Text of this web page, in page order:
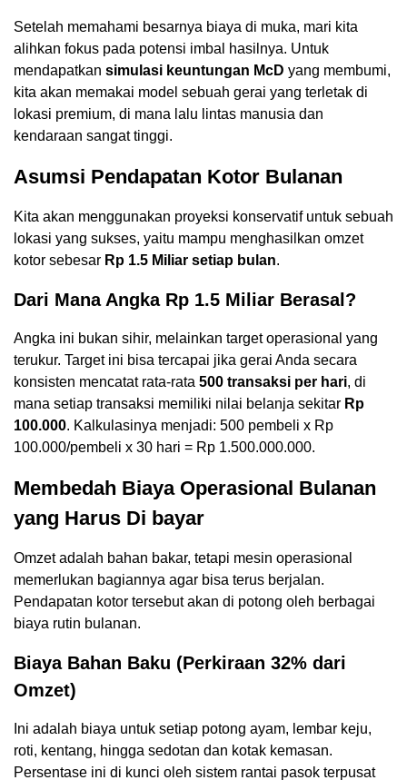
Setelah memahami besarnya biaya di muka, mari kita
alihkan fokus pada potensi imbal hasilnya. Untuk
mendapatkan simulasi keuntungan McD yang membumi,
kita akan memakai model sebuah gerai yang terletak di
lokasi premium, di mana lalu lintas manusia dan
kendaraan sangat tinggi.
Asumsi Pendapatan Kotor Bulanan
Kita akan menggunakan proyeksi konservatif untuk sebuah
lokasi yang sukses, yaitu mampu menghasilkan omzet
kotor sebesar Rp 1.5 Miliar setiap bulan.
Dari Mana Angka Rp 1.5 Miliar Berasal?
Angka ini bukan sihir, melainkan target operasional yang
terukur. Target ini bisa tercapai jika gerai Anda secara
konsisten mencatat rata-rata 500 transaksi per hari, di
mana setiap transaksi memiliki nilai belanja sekitar Rp
100.000. Kalkulasinya menjadi: 500 pembeli x Rp
100.000/pembeli x 30 hari = Rp 1.500.000.000.
Membedah Biaya Operasional Bulanan
yang Harus Di bayar
Omzet adalah bahan bakar, tetapi mesin operasional
memerlukan bagiannya agar bisa terus berjalan.
Pendapatan kotor tersebut akan di potong oleh berbagai
biaya rutin bulanan.
Biaya Bahan Baku (Perkiraan 32% dari
Omzet)
Ini adalah biaya untuk setiap potong ayam, lembar keju,
roti, kentang, hingga sedotan dan kotak kemasan.
Persentase ini di kunci oleh sistem rantai pasok terpusat